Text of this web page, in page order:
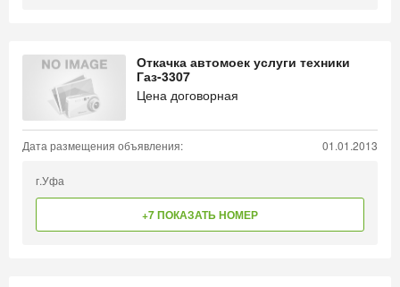
Откачка автомоек услуги техники
Газ-3307
Цена договорная
Дата размещения объявления: 01.01.2013
г.Уфа
+7 ПОКАЗАТЬ НОМЕР